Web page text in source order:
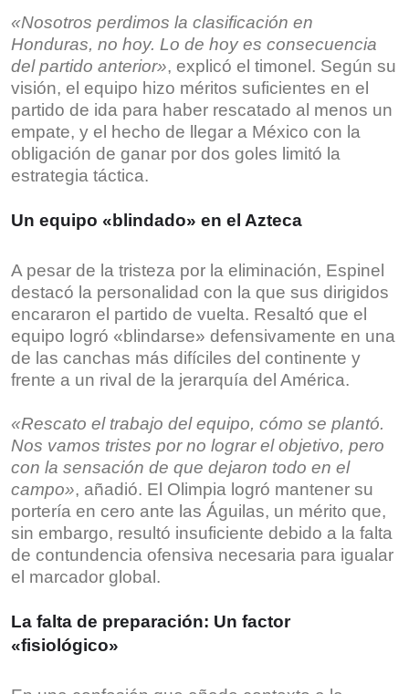
«Nosotros perdimos la clasificación en
Honduras, no hoy. Lo de hoy es consecuencia
del partido anterior», explicó el timonel. Según su
visión, el equipo hizo méritos suficientes en el
partido de ida para haber rescatado al menos un
empate, y el hecho de llegar a México con la
obligación de ganar por dos goles limitó la
estrategia táctica.
Un equipo «blindado» en el Azteca
A pesar de la tristeza por la eliminación, Espinel
destacó la personalidad con la que sus dirigidos
encararon el partido de vuelta. Resaltó que el
equipo logró «blindarse» defensivamente en una
de las canchas más difíciles del continente y
frente a un rival de la jerarquía del América.
«Rescato el trabajo del equipo, cómo se plantó.
Nos vamos tristes por no lograr el objetivo, pero
con la sensación de que dejaron todo en el
campo», añadió. El Olimpia logró mantener su
portería en cero ante las Águilas, un mérito que,
sin embargo, resultó insuficiente debido a la falta
de contundencia ofensiva necesaria para igualar
el marcador global.
La falta de preparación: Un factor
«fisiológico»